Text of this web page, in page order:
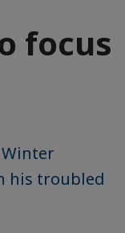
focus
Winter
his troubled